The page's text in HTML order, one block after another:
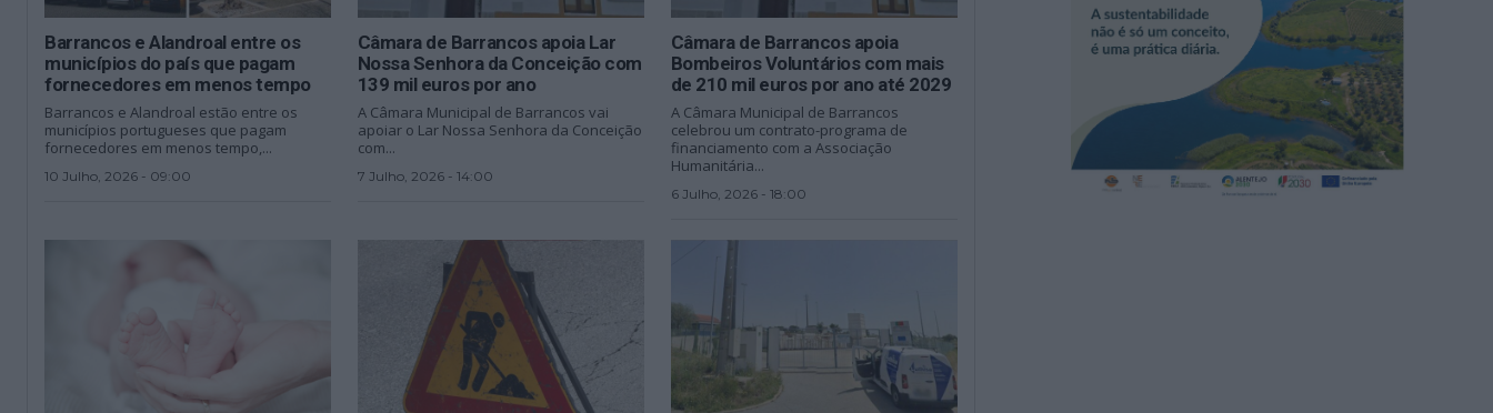
Barrancos e Alandroal entre os
municípios do país que pagam
fornecedores em menos tempo
Barrancos e Alandroal estão entre os
municípios portugueses que pagam
fornecedores em menos tempo,...
10 Julho, 2026 - 09:00
Câmara de Barrancos apoia Lar
Nossa Senhora da Conceição com
139 mil euros por ano
A Câmara Municipal de Barrancos vai
apoiar o Lar Nossa Senhora da Conceição
com...
7 Julho, 2026 - 14:00
Câmara de Barrancos apoia
Bombeiros Voluntários com mais
de 210 mil euros por ano até 2029
A Câmara Municipal de Barrancos
celebrou um contrato-programa de
financiamento com a Associação
Humanitária...
6 Julho, 2026 - 18:00